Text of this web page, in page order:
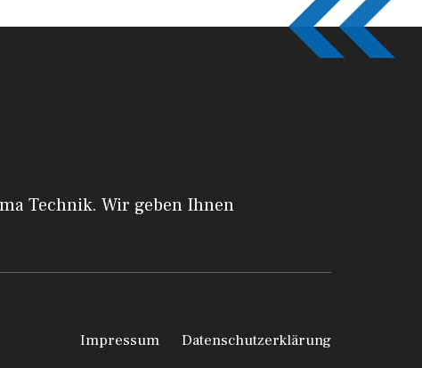
Technik. Wir geben Ihnen
Impressum Datenschutzerklärung